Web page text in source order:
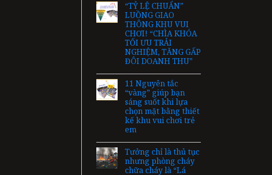
“TỶ LỆ CHUẨN”
LUỒNG GIAO
THÔNG KHU VUI
CHƠI! “CHÌA KHÓA
TỐI ƯU TRẢI
NGHIỆM, TĂNG GẤP
ĐÔI DOANH THU”
11 Nguyên tắc
“vàng” giúp bạn
sáng suốt khi lựa
chọn mặt bằng thiết
kế khu vui chơi trẻ
em
Tưởng chỉ là thủ tục
nhưng phòng cháy
chữa cháy là “Lá